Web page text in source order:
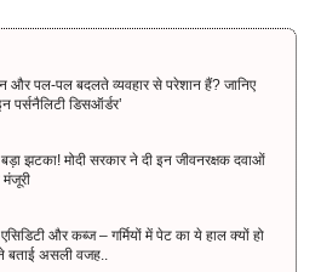
और पल-पल बदलते व्यवहार से परेशान हैं? जानिए
पर्सनैलिटी डिसऑर्डर’
झटका! मोदी सरकार ने दी इन जीवनरक्षक दवाओं
और कब्ज – गर्मियों में पेट का ये हाल क्यों हो
बताई असली वजह..